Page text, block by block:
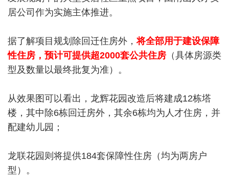
居公司作为实施主体推进。
据了解项目规划除回迁住房外，将全部用于建设保障
性住房，预计可提供超2000套公共住房 （具体房源类
型及数量以最终批复为准）。
从效果图可以看出，龙辉花园改造后将建成12栋塔
楼，其中除6栋回迁房外，其余6栋均为人才住房，并
配建幼儿园；
龙联花园则将提供184套保障性住房（均为两房户
型）。